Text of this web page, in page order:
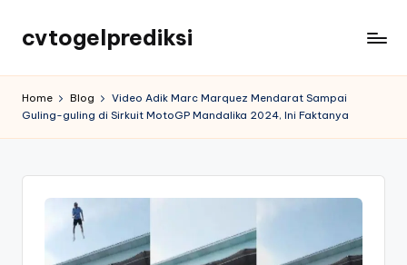
cvtogelprediksi
Home Blog
Video Adik Marc Marquez Mendarat Sampai
Guling-guling di Sirkuit MotoGP Mandalika 2024, Ini Faktanya